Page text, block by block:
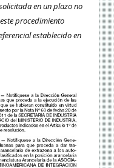
en un plazo no
procedimiento
establecido en